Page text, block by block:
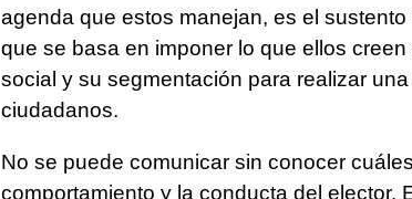
agenda que estos manejan, es el
que se basa en imponer lo que ellos
social y su segmentación para realizar
ciudadanos.
No se puede comunicar sin conocer
comportamiento y la conducta del elector.